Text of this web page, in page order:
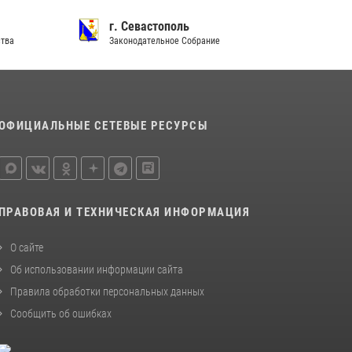
Росгвардии пресекли серию правонарушений
в Севастополе
супермаркета
г. Севастополь
Законодательное Собрание
СЕТЕВЫЕ РЕСУРСЫ
ПРАВОВАЯ И ТЕХНИЧЕСКАЯ ИНФОРМАЦИЯ
О сайте
Об использовании информации сайта
Правила обработки персональных данных
Сообщить об ошибках